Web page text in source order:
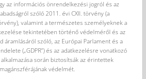
az információs önrendelkezési jogról és az
szóló 2011. évi CXII. törvény (a
valamint a természetes személyeknek a
tekintetében történő védelméről és az
áramlásáról szóló, az Európai Parlament és a
(„GDPR”) és az adatkezelésre vonatkozó
során biztosítsák az érintettek
magánszférájának védelmét.